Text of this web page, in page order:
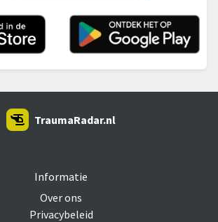
Informatie
Over ons
Privacybeleid
TraumaRadar.nl